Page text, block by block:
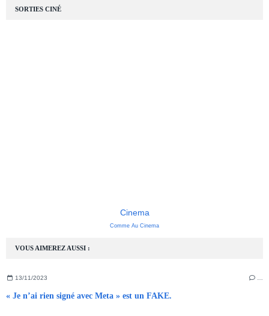
VOUS AIMEREZ AUSSI :
13/11/2023
« Je n’ai rien signé avec Meta » est un FAKE.
SORTIES CINÉ
Cinema
Comme Au Cinema